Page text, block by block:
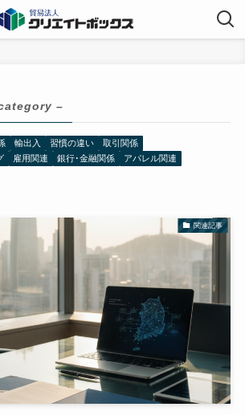
–
輸出入 習慣の違い
取引関係
雇用関連 銀行･金融関係 アパレル関連
関連記事